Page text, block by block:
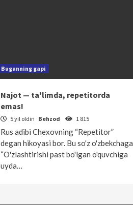
Bugunning gapi
Najot — ta'limda, repetitorda
emas!
5 yil oldin Behzod 1 815
Rus adibi Chexovning “Repetitor”
degan hikoyasi bor. Bu so'z o'zbekchaga
“O'zlashtirishi past bo'lgan o'quvchiga
uyda…